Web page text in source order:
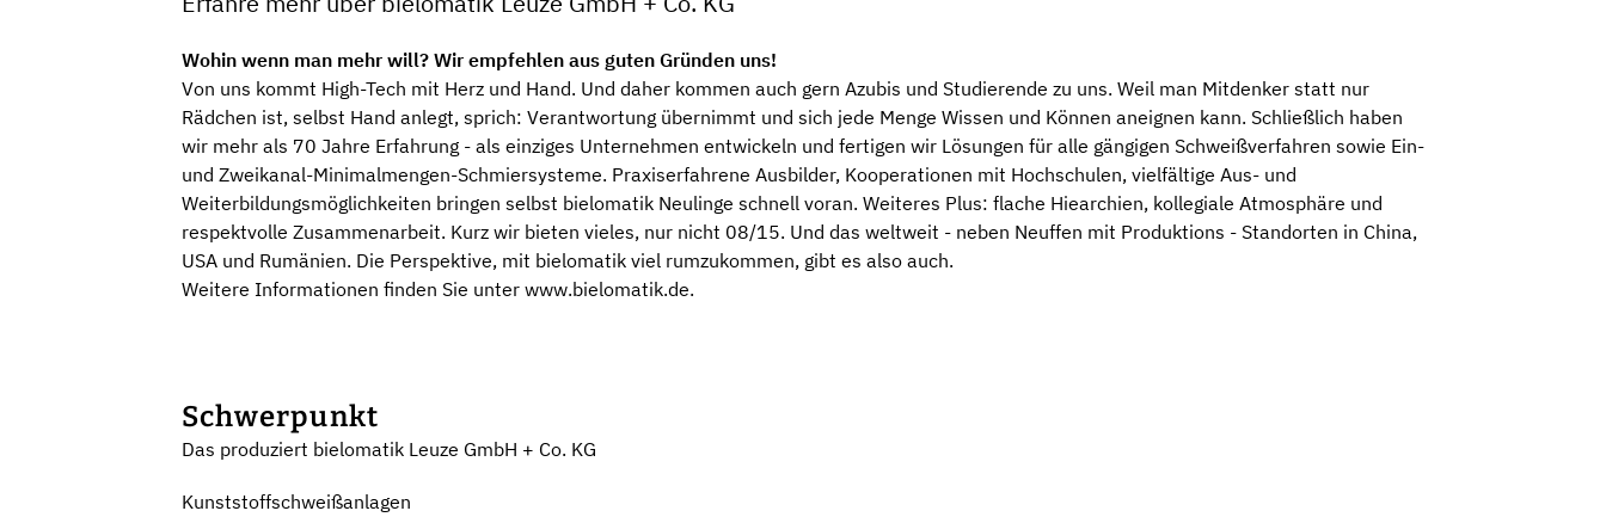
Wohin wenn man mehr will? Wir empfehlen aus guten Gründen uns!
Von uns kommt High-Tech mit Herz und Hand. Und daher kommen auch gern Azubis und Studierende zu uns. Weil man Mitdenker statt nur
Rädchen ist, selbst Hand anlegt, sprich: Verantwortung übernimmt und sich jede Menge Wissen und Können aneignen kann. Schließlich haben
wir mehr als 70 Jahre Erfahrung - als einziges Unternehmen entwickeln und fertigen wir Lösungen für alle gängigen Schweißverfahren sowie Ein-
und Zweikanal-Minimalmengen-Schmiersysteme. Praxiserfahrene Ausbilder, Kooperationen mit Hochschulen, vielfältige Aus- und
Weiterbildungsmöglichkeiten bringen selbst bielomatik Neulinge schnell voran. Weiteres Plus: flache Hiearchien, kollegiale Atmosphäre und
respektvolle Zusammenarbeit. Kurz wir bieten vieles, nur nicht 08/15. Und das weltweit - neben Neuffen mit Produktions - Standorten in China,
USA und Rumänien. Die Perspektive, mit bielomatik viel rumzukommen, gibt es also auch.
Weitere Informationen finden Sie unter www.bielomatik.de.
Schwerpunkt
Das produziert bielomatik Leuze GmbH + Co. KG
Kunststoffschweißanlagen